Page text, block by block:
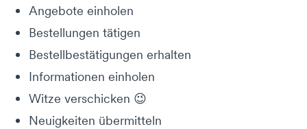
Angebote einholen
Bestellungen tätigen
Bestellbestätigungen erhalten
Informationen einholen
Witze verschicken 😉
Neuigkeiten übermitteln